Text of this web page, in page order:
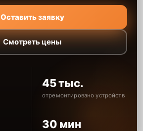
Оставить заявку
Смотреть цены
45 тыс.
отремонтировано устройств
30 мин